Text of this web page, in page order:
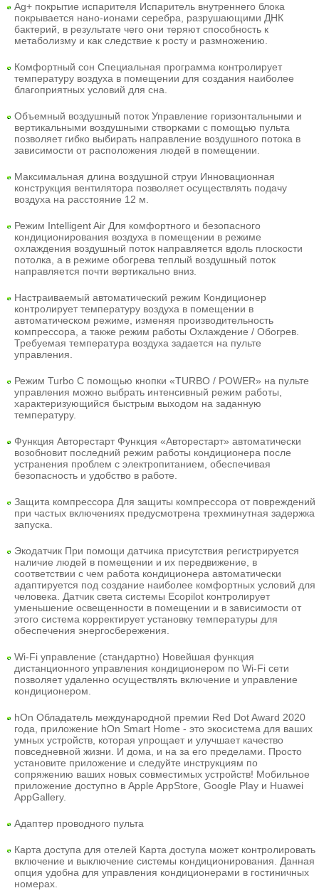
Ag+ покрытие испарителя Испаритель внутреннего блока
покрывается нано-ионами серебра, разрушающими ДНК
бактерий, в результате чего они теряют способность к
метаболизму и как следствие к росту и размножению.
Комфортный сон Специальная программа контролирует
температуру воздуха в помещении для создания наиболее
благоприятных условий для сна.
Объемный воздушный поток Управление горизонтальными и
вертикальными воздушными створками с помощью пульта
позволяет гибко выбирать направление воздушного потока в
зависимости от расположения людей в помещении.
Максимальная длина воздушной струи Инновационная
конструкция вентилятора позволяет осуществлять подачу
воздуха на расстояние 12 м.
Режим Intelligent Air Для комфортного и безопасного
кондиционирования воздуха в помещении в режиме
охлаждения воздушный поток направляется вдоль плоскости
потолка, а в режиме обогрева теплый воздушный поток
направляется почти вертикально вниз.
Настраиваемый автоматический режим Кондиционер
контролирует температуру воздуха в помещении в
автоматическом режиме, изменяя производительность
компрессора, а также режим работы Охлаждение / Обогрев.
Требуемая температура воздуха задается на пульте
управления.
Режим Turbo С помощью кнопки «TURBO / POWER» на пульте
управления можно выбрать интенсивный режим работы,
характеризующийся быстрым выходом на заданную
температуру.
Функция АвторестартФункция «Авторестарт» автоматически
возобновит последний режим работы кондиционера после
устранения проблем с электропитанием, обеспечивая
безопасность и удобство в работе.
Защита компрессора Для защиты компрессора от повреждений
при частых включениях предусмотрена трехминутная задержка
запуска.
Экодатчик При помощи датчика присутствия регистрируется
наличие людей в помещении и их передвижение, в
соответствии с чем работа кондиционера автоматически
адаптируется под создание наиболее комфортных условий для
человека. Датчик света системы Ecopilot контролирует
уменьшение освещенности в помещении и в зависимости от
этого система корректирует установку температуры для
обеспечения энергосбережения.
Wi-Fi управление (стандартно) Новейшая функция
дистанционного управления кондиционером по Wi-Fi сети
позволяет удаленно осуществлять включение и управление
кондиционером.
hOn Обладатель международной премии Red Dot Award 2020
года, приложение hOn Smart Home - это экосистема для ваших
умных устройств, которая упрощает и улучшает качество
повседневной жизни. И дома, и на за его пределами. Просто
установите приложение и следуйте инструкциям по
сопряжению ваших новых совместимых устройств! Мобильное
приложение доступно в Apple AppStore, Google Play и Huawei
AppGallery.
Адаптер проводного пульта
Карта доступа для отелей Карта доступа может контролировать
включение и выключение системы кондиционирования. Данная
опция удобна для управления кондиционерами в гостиничных
номерах.